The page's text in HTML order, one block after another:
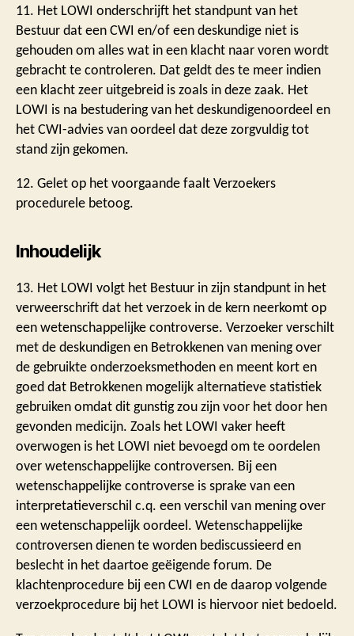
11. Het LOWI onderschrijft het standpunt van het
Bestuur dat een CWI en/of een deskundige niet is
gehouden om alles wat in een klacht naar voren wordt
gebracht te controleren. Dat geldt des te meer indien
een klacht zeer uitgebreid is zoals in deze zaak. Het
LOWI is na bestudering van het deskundigenoordeel en
het CWI-advies van oordeel dat deze zorgvuldig tot
stand zijn gekomen.
12. Gelet op het voorgaande faalt Verzoekers
procedurele betoog.
Inhoudelijk
13. Het LOWI volgt het Bestuur in zijn standpunt in het
verweerschrift dat het verzoek in de kern neerkomt op
een wetenschappelijke controverse. Verzoeker verschilt
met de deskundigen en Betrokkenen van mening over
de gebruikte onderzoeksmethoden en meent kort en
goed dat Betrokkenen mogelijk alternatieve statistiek
gebruiken omdat dit gunstig zou zijn voor het door hen
gevonden medicijn. Zoals het LOWI vaker heeft
overwogen is het LOWI niet bevoegd om te oordelen
over wetenschappelijke controversen. Bij een
wetenschappelijke controverse is sprake van een
interpretatieverschil c.q. een verschil van mening over
een wetenschappelijk oordeel. Wetenschappelijke
controversen dienen te worden bediscussieerd en
beslecht in het daartoe geëigende forum. De
klachtenprocedure bij een CWI en de daarop volgende
verzoekprocedure bij het LOWI is hiervoor niet bedoeld.